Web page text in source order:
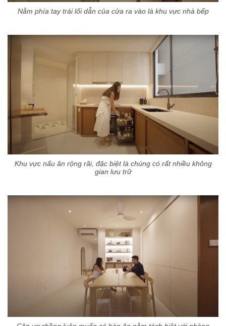
Nằm phía tay trái lối dẫn của cửa ra vào là khu vực nhà bếp
Khu vực nấu ăn rộng rãi, đặc biệt là chúng có rất nhiều không
gian lưu trữ